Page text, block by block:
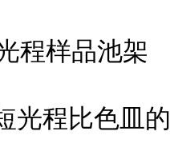
程样品池架
短光程比色皿的